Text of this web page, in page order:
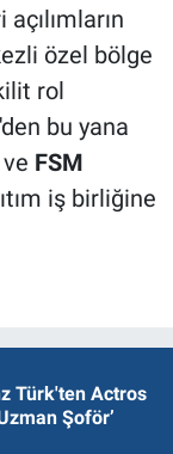
özel bölge
rol
bu yana
FSM
iş birliğine
Türk'ten Actros
Şoför’